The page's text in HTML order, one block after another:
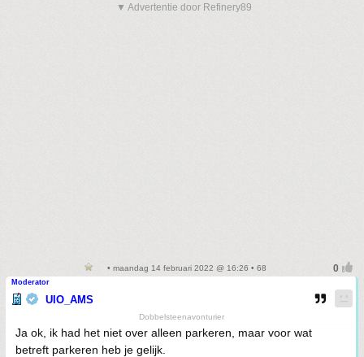
▼ Advertentie door Refinery89
• maandag 14 februari 2022 @ 16:26 • 68
Moderator
UIO_AMS
Dobbelsteenavonturier
Ja ok, ik had het niet over alleen parkeren, maar voor wat
betreft parkeren heb je gelijk.